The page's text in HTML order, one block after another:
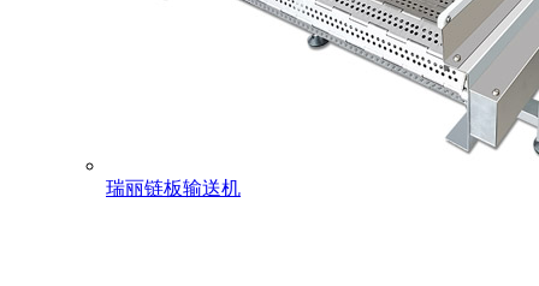
瑞丽链板输送机